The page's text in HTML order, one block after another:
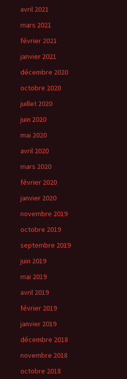
avril 2021
mars 2021
février 2021
janvier 2021
décembre 2020
octobre 2020
juillet 2020
juin 2020
mai 2020
avril 2020
mars 2020
février 2020
janvier 2020
novembre 2019
octobre 2019
septembre 2019
juin 2019
mai 2019
avril 2019
février 2019
janvier 2019
décembre 2018
novembre 2018
octobre 2018